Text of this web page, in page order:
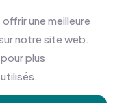
une meilleure
notre site web.
pour plus